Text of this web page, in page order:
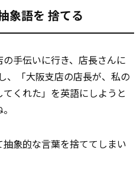
象語を 捨てる
手伝いに行き、店長さんに
、「大阪支店の店長が、私の
くれた」を英語にしようと
抽象的な言葉を捨ててしまい